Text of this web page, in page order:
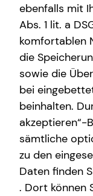
Kapitalanlage
Altersvorsorge
Gewerbliche
Kindervorsorge
Sach- und
Expat
Interview
Financial
Living and
opportunities –
complexity into
ebenfalls mit
Abs. 1 lit. a
komfortablen
die
sowie die
bei
beinhalten.
akzeptieren“-
sämtliche
zu den
Daten finden
. Dort können